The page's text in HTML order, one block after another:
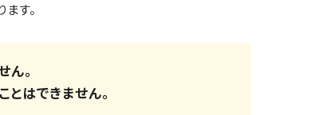
す。
。
はできません。